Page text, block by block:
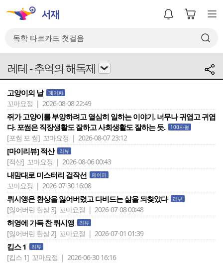
레테 - 추억의 해독제
고양이의 날 페이퍼
꼬마요정 | 2026-08-08 22:49
쥐가 고양이를 부양하려고 열심히 일하는 이야기. 너무나 귀엽고 귀엽
다. 포썸은 직장생활도 잘하고 사회생활도 잘하는 듯.
100자평
[포썸 포 썸] 꼬마요정 | 2026-08-07 23:12
[마이리뷰] 적산 리뷰
[적산] 꼬마요정 | 2026-08-06 00:43
내맘대로 미스터리 걸작선 페이퍼
꼬마요정 | 2026-07-30 16:08
뤼시앵은 환상을 잃어버렸고 다비드는 삶을 되찾았다 리뷰
[잃어버린 환상 3] 꼬마요정 | 2026-07-08 00:48
허영에 가득 찬 뤼시앵 리뷰
[잃어버린 환상 2] 꼬마요정 | 2026-07-01 01:39
킵스 1 리뷰
[킵스 1] 꼬마요정 | 2026-06-30 16:16